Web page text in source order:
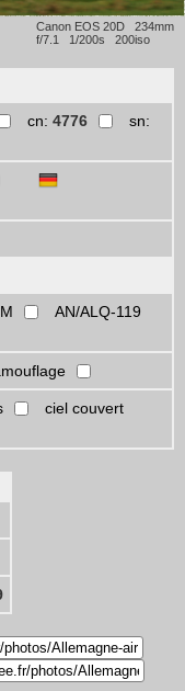
Canon EOS 20D 234mm
f/7.1 1/200s 200iso
cn: 4776
sn:
AN/ALQ-119
ciel couvert